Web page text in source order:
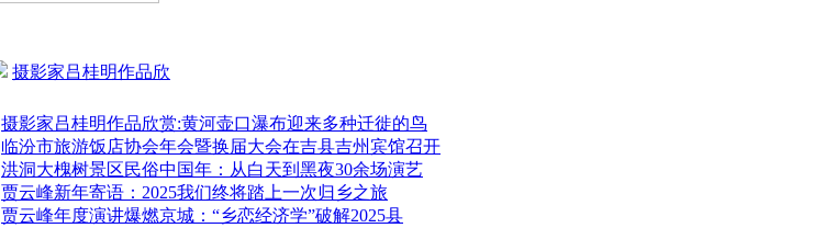
摄影家吕桂明作品欣
摄影家吕桂明作品欣赏:黄河壶口瀑布迎来多种迁徙的鸟
临汾市旅游饭店协会年会暨换届大会在吉县吉州宾馆召开
洪洞大槐树景区民俗中国年：从白天到黑夜30余场演艺
贾云峰新年寄语：2025我们终将踏上一次归乡之旅
贾云峰年度演讲爆燃京城：“乡恋经济学”破解2025县